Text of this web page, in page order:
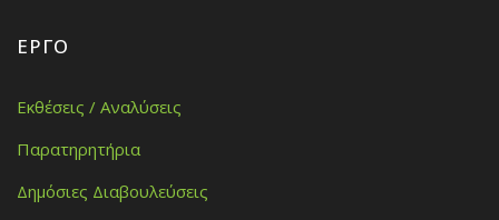
ΈΡΓΟ
Εκθέσεις / Αναλύσεις
Παρατηρητήρια
Δημόσιες Διαβουλεύσεις